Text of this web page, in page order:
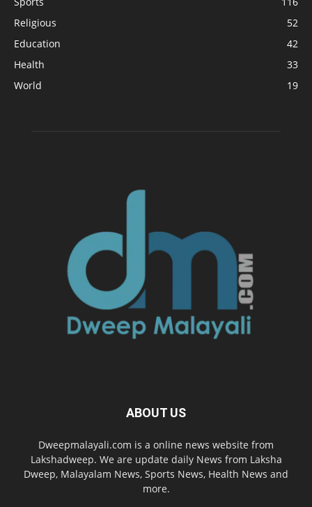
Religious
52
Education
42
Health
33
World
19
ABOUT US
Dweepmalayali.com is a online news website from
Lakshadweep. We are update daily News from Laksha
Dweep, Malayalam News, Sports News, Health News and
more.